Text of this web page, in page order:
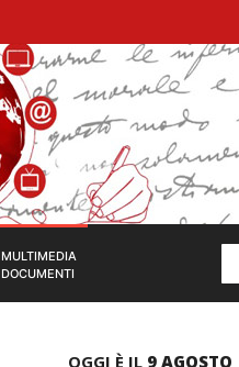
MULTIMEDIA
DOCUMENTI
OGGI È IL 9 AGOSTO